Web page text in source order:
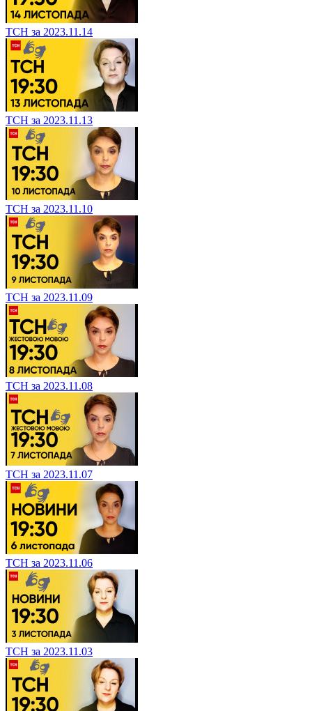
ТСН за 2023.11.14
ТСН за 2023.11.13
ТСН за 2023.11.10
ТСН за 2023.11.09
ТСН за 2023.11.08
ТСН за 2023.11.07
ТСН за 2023.11.06
ТСН за 2023.11.03